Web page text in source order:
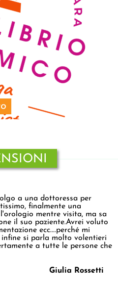
a una dottoressa per
finalmente una
mentre visita, ma sa
il suo paziente.Avrei voluto
ecc....perché mi
si parla molto volentieri
a tutte le persone che
Giulia Rossetti